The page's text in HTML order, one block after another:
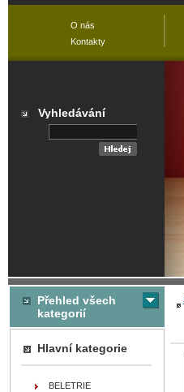
Přehled všech
kategorií
Hlavní kategorie
BELETRIE
O nás
Kontakty
Vyhledávání